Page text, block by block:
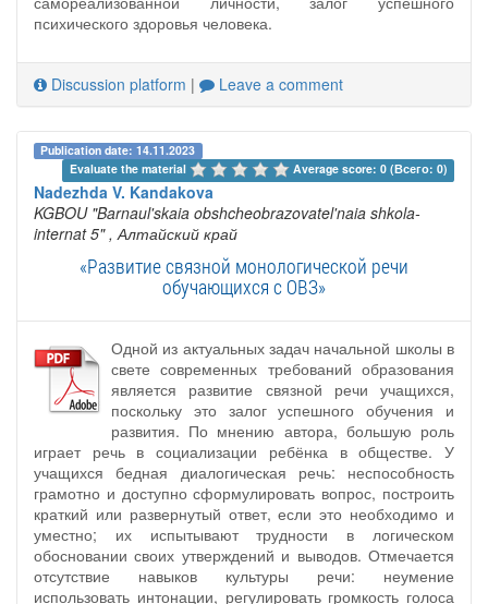
психического здоровья человека.
Discussion platform | Leave a comment
Publication date: 14.11.2023
Evaluate the material
Average score: 0 (Всего: 0)
Nadezhda V. Kandakova
KGBOU "Barnaul'skaia obshcheobrazovatel'naia shkola-
internat 5" , Алтайский край
«Развитие связной монологической речи
обучающихся с ОВЗ»
Одной из актуальных задач начальной школы в
свете современных требований образования
является развитие связной речи учащихся,
поскольку это залог успешного обучения и
развития. По мнению автора, большую роль
играет речь в социализации ребёнка в обществе. У
учащихся бедная диалогическая речь: неспособность
грамотно и доступно сформулировать вопрос, построить
краткий или развернутый ответ, если это необходимо и
уместно; их испытывают трудности в логическом
обосновании своих утверждений и выводов. Отмечается
отсутствие навыков культуры речи: неумение
использовать интонации, регулировать громкость голоса